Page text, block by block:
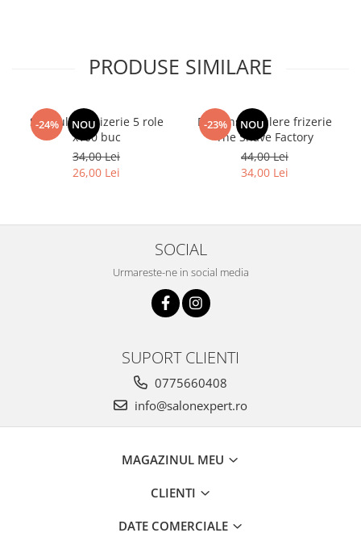
PRODUSE SIMILARE
-24% NOU
Set Gulere Frizerie 5 role
x100 buc
34,00 Lei
26,00 Lei
-23% NOU
Dispenser gulere frizerie
The Shave Factory
44,00 Lei
34,00 Lei
SOCIAL
Urmareste-ne in social media
SUPORT CLIENTI
0775660408
info@salonexpert.ro
MAGAZINUL MEU
CLIENTI
DATE COMERCIALE